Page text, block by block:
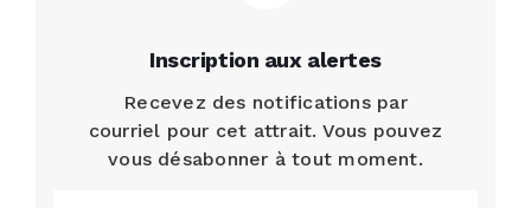
Inscription aux alertes
Recevez des notifications par
courriel pour cet attrait. Vous pouvez
vous désabonner à tout moment.